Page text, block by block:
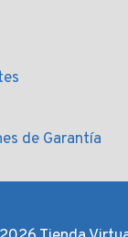
de Garantía